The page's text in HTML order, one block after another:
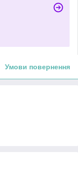
Умови повернення